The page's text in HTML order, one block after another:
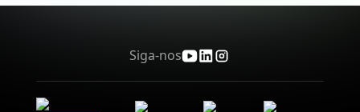
Siga-nos